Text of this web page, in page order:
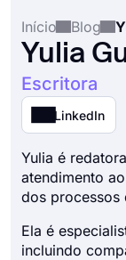
Início Blog
Yulia
Escritora
LinkedIn
Yulia é
atendimento
dos processos
Ela é
incluindo